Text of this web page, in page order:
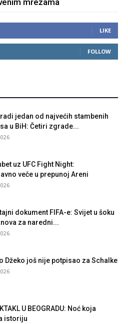
mrežama
LIKE
FOLLOW
jedan od najvećih stambenih
u BiH: Četiri zgrade...
uz UFC Fight Night:
veče u prepunoj Areni
dokument FIFA-e: Svijet u šoku
za naredni...
Džeko još nije potpisao za Schalke
U BEOGRADU: Noć koja
istoriju